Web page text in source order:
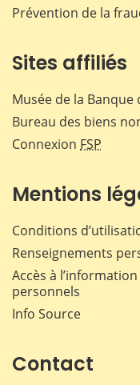
Prévention de la
Sites affiliés
Musée de la Banque
Bureau des biens
Connexion FSP
Mentions
Conditions
Renseignements
Accès à
personnels
Info Source
Contact